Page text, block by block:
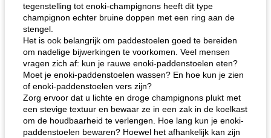
tegenstelling tot enoki-champignons heeft dit type
champignon echter bruine doppen met een ring aan de
stengel.
Het is ook belangrijk om paddestoelen goed te bereiden
om nadelige bijwerkingen te voorkomen. Veel mensen
vragen zich af: kun je rauwe enoki-paddenstoelen eten?
Moet je enoki-paddenstoelen wassen? En hoe kun je zien
of enoki-paddenstoelen vers zijn?
Zorg ervoor dat u lichte en droge champignons plukt met
een stevige textuur en bewaar ze in een zak in de koelkast
om de houdbaarheid te verlengen. Hoe lang kun je enoki-
paddenstoelen bewaren? Hoewel het afhankelijk kan zijn